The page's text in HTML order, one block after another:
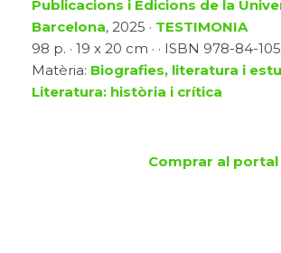
Publicacions i Edicions de la
Barcelona, 2025 · TESTIMONIA
98 p. · 19 x 20 cm · · ISBN 978-84-
Matèria: Biografies, literatura i
Literatura: història i crítica
Comprar al